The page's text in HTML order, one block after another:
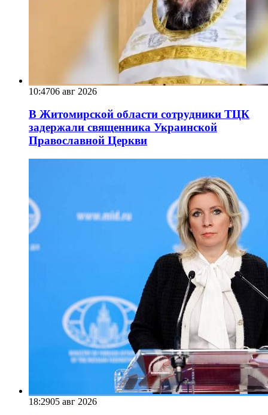
10:4706 авг 2026
В Житомирской области сотрудники ТЦК
задержали священника Украинской
Православной Церкви
18:2905 авг 2026